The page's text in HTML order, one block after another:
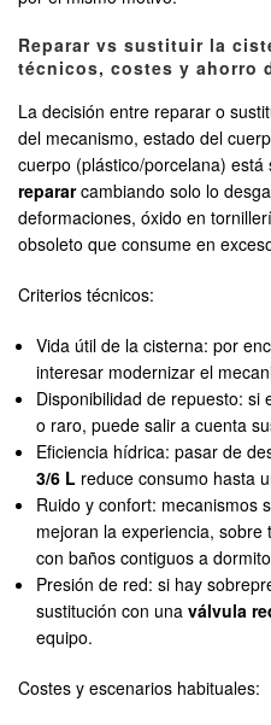
Reparar vs sustituir la
técnicos, costes y ahorro
La decisión entre reparar o
del mecanismo, estado del
cuerpo (plástico/porcelana)
repararcambiando solo lo
deformaciones, óxido en
obsoleto que consume en
Criterios técnicos:
Vida útil de la cisterna: por
interesar modernizar el
Disponibilidad de repuesto: si
o raro, puede salir a cuenta
Eficiencia hídrica: pasar de
3/6 L reduce consumo hasta
Ruido y confort: mecanismos
mejoran la experiencia,
con baños contiguos a
Presión de red: si hay
sustitución con unaválvula
equipo.
Costes y escenarios habituales: